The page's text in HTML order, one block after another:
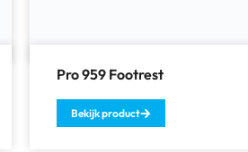
Pro 959 Footrest
Bekijk product